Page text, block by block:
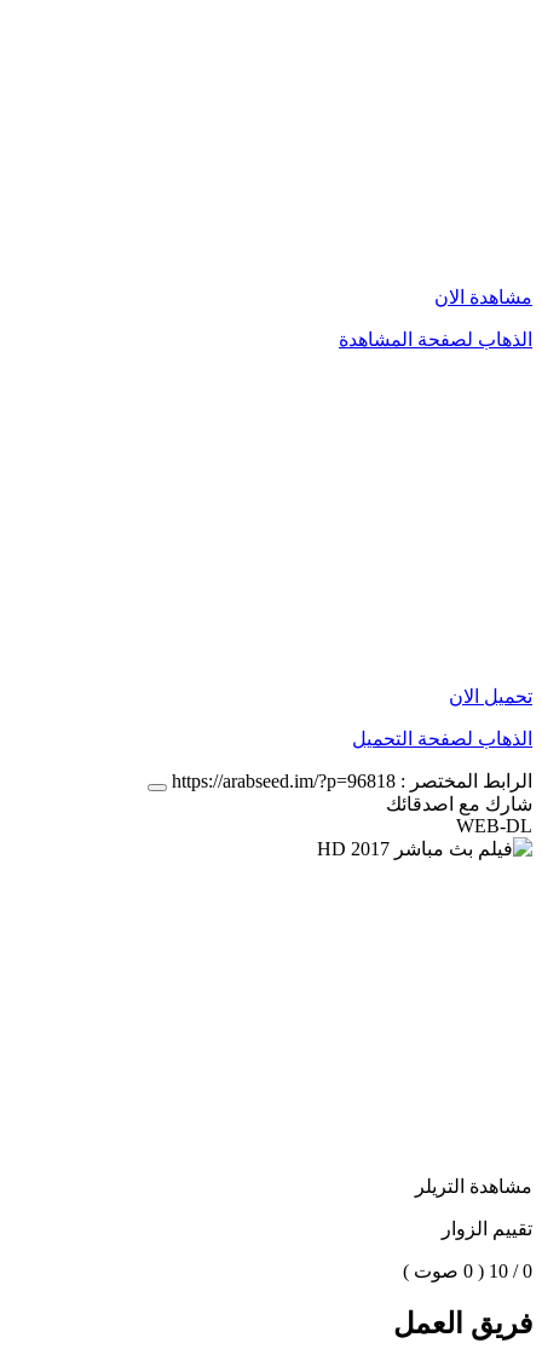
مشاهدة الان
الذهاب لصفحة المشاهدة
تحميل الان
الذهاب لصفحة التحميل
الرابط المختصر : https://arabseed.im/?p=96818
شارك مع اصدقائك
WEB-DL
مشاهدة التريلر
تقييم الزوار
0 / 10 ( 0 صوت )
فريق العمل